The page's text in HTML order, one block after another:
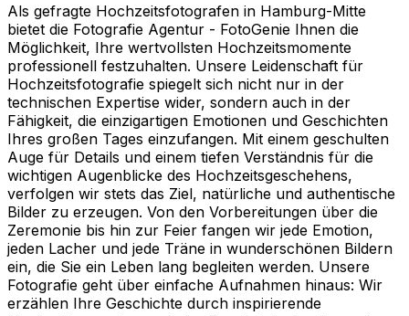
Als gefragte Hochzeitsfotografen in Hamburg-Mitte
bietet die Fotografie Agentur - FotoGenie Ihnen die
Möglichkeit, Ihre wertvollsten Hochzeitsmomente
professionell festzuhalten. Unsere Leidenschaft für
Hochzeitsfotografie spiegelt sich nicht nur in der
technischen Expertise wider, sondern auch in der
Fähigkeit, die einzigartigen Emotionen und Geschichten
Ihres großen Tages einzufangen. Mit einem geschulten
Auge für Details und einem tiefen Verständnis für die
wichtigen Augenblicke des Hochzeitsgeschehens,
verfolgen wir stets das Ziel, natürliche und authentische
Bilder zu erzeugen. Von den Vorbereitungen über die
Zeremonie bis hin zur Feier fangen wir jede Emotion,
jeden Lacher und jede Träne in wunderschönen Bildern
ein, die Sie ein Leben lang begleiten werden. Unsere
Fotografie geht über einfache Aufnahmen hinaus: Wir
erzählen Ihre Geschichte durch inspirierende